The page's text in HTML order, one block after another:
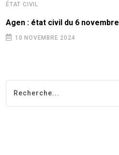
ÉTAT CIVIL
Agen : état civil du 6 novembre
10 NOVEMBRE 2024